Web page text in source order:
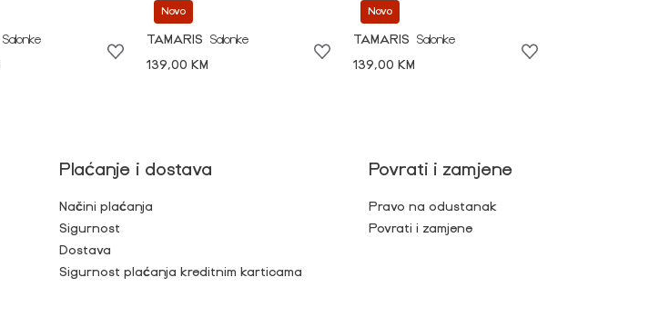
Salonke
Novo
TAMARIS
Salonke
139,00 KM
Novo
TAMARIS
Salonke
139,00 KM
Plaćanje i dostava
Načini plaćanja
Sigurnost
Dostava
Sigurnost plaćanja kreditnim karticama
Povrati i zamjene
Pravo na odustanak
Povrati i zamjene